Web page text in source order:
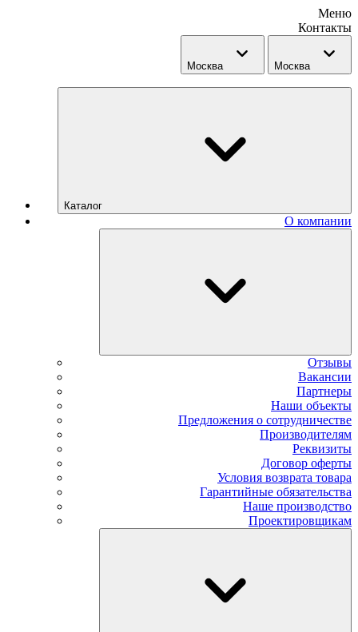
Меню
Контакты
Москва Москва
Каталог
О компании
Отзывы
Вакансии
Партнеры
Наши объекты
Предложения о сотрудничестве
Производителям
Реквизиты
Договор оферты
Условия возврата товара
Гарантийные обязательства
Наше производство
Проектировщикам